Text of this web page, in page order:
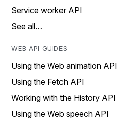
Service worker API
See all…
WEB API GUIDES
Using the Web animation API
Using the Fetch API
Working with the History API
Using the Web speech API